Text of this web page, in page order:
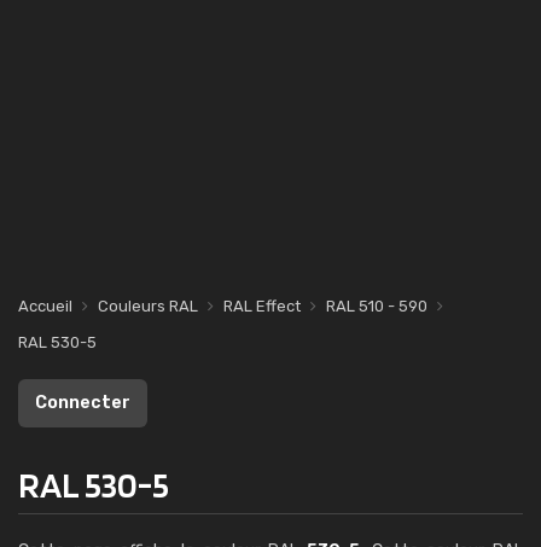
Accueil Couleurs RAL RAL Effect
RAL 510 - 590
RAL 530-5
Connecter
RAL 530-5